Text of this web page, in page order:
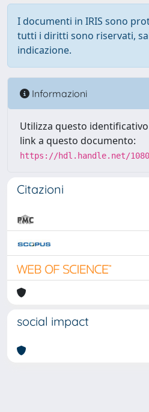
I documenti in IRIS sono
tutti i diritti sono riservati,
indicazione.
Informazioni
Utilizza questo
link a questo documento:
https://hdl.handle.net/
Citazioni
social impact